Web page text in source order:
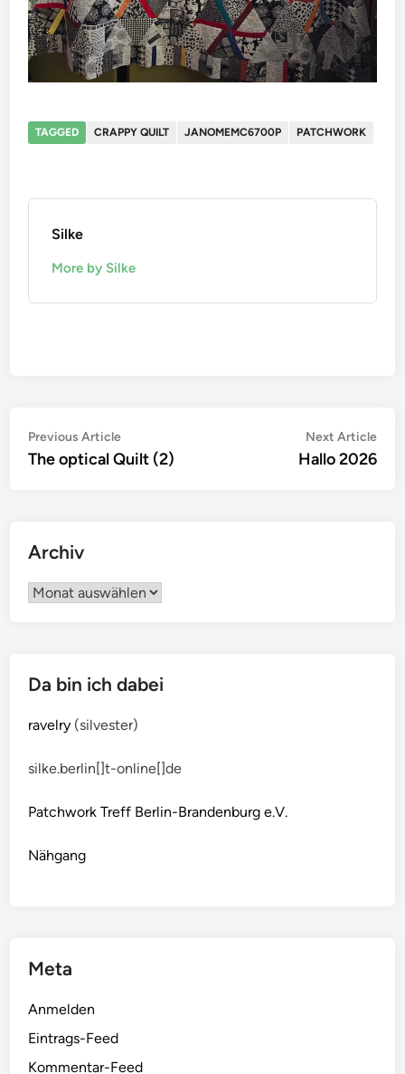
TAGGED CRAPPY QUILT JANOMEMC6700P PATCHWORK
Silke
More by Silke
Beitragsnavigation
Previous ArticlePrevious
article:
The optical Quilt (2)
Next Article
Hallo 2026
Archiv
Archiv
Da bin ich dabei
ravelry (silvester)
silke.berlin[]t-online[]de
Patchwork Treff Berlin-Brandenburg e.V.
Nähgang
Meta
Anmelden
Eintrags-Feed
Kommentar-Feed